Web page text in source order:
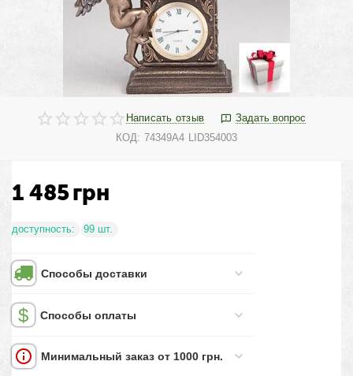
Написать отзыв
Задать вопрос
КОД: 74349A4 LID354003
1 485грн
доступность: 99 шт.
Способы доставки
Способы оплаты
Минимальный заказ от 1000 грн.